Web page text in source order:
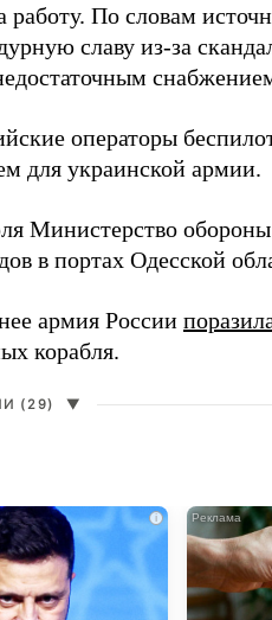
работу. По словам
славу из-за
операторы
для украинской армии.
Министерство обороны
в портах Одесской
армия России
корабля.
(29) ▼
i